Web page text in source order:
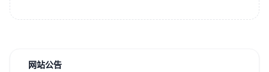
网站公告